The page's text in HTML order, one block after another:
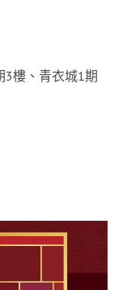
3樓、青衣城1期